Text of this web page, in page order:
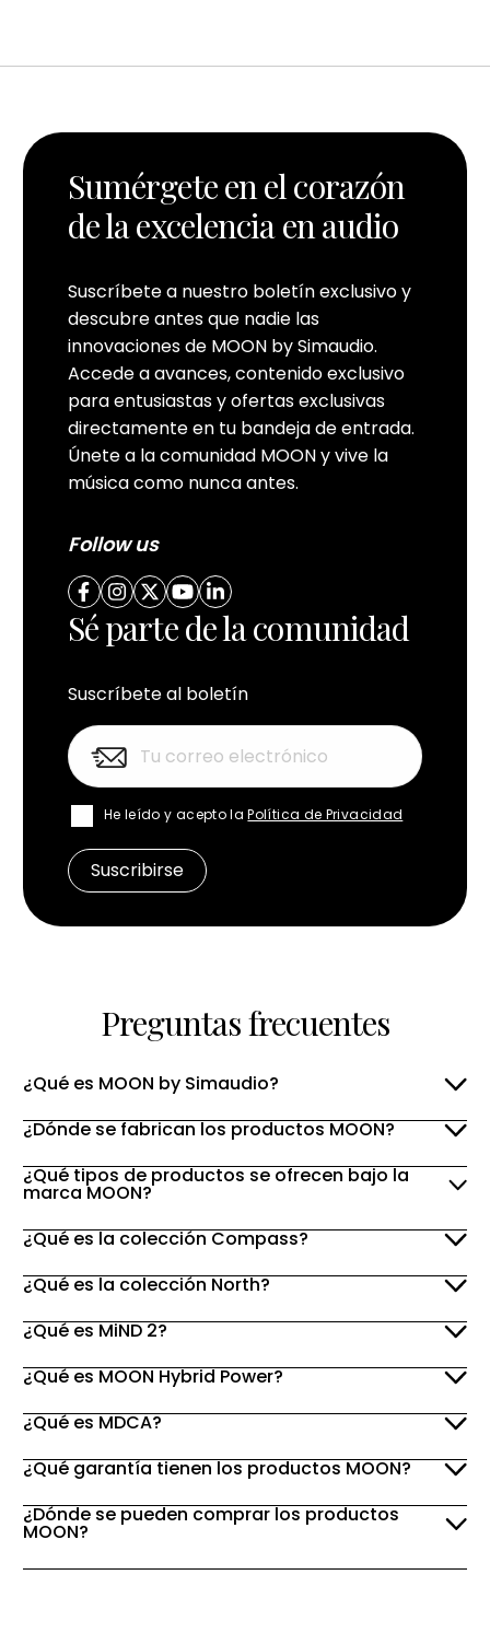
Sumérgete en el corazón
de la excelencia en audio
Suscríbete a nuestro boletín exclusivo y
descubre antes que nadie las
innovaciones de MOON by Simaudio.
Accede a avances, contenido exclusivo
para entusiastas y ofertas exclusivas
directamente en tu bandeja de entrada.
Únete a la comunidad MOON y vive la
música como nunca antes.
Follow us
Sé parte de la comunidad
Suscríbete al boletín
He leído y acepto laPolítica de Privacidad
Preguntas frecuentes
¿Qué es MOON by Simaudio?
¿Dónde se fabrican los productos MOON?
¿Qué tipos de productos se ofrecen bajo la
marca MOON?
¿Qué es la colección Compass?
¿Qué es la colección North?
¿Qué es MiND 2?
¿Qué es MOON Hybrid Power?
¿Qué es MDCA?
¿Qué garantía tienen los productos MOON?
¿Dónde se pueden comprar los productos
MOON?